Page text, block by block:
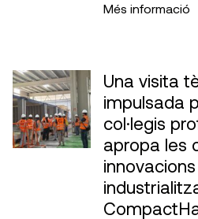
Més informació
Una visita
impulsada
col·legis
apropa les